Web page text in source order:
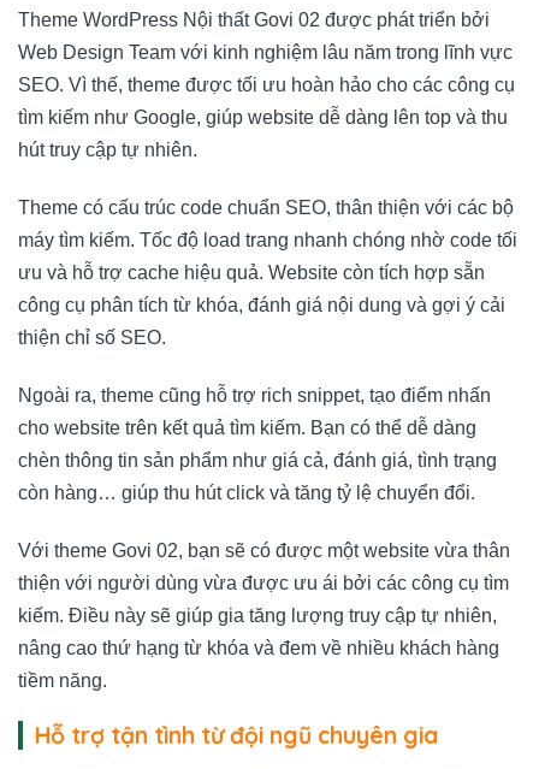
Theme WordPress Nội thất Govi 02 được phát triển bởi
Web Design Team với kinh nghiệm lâu năm trong lĩnh vực
SEO. Vì thế, theme được tối ưu hoàn hảo cho các công cụ
tìm kiếm như Google, giúp website dễ dàng lên top và thu
hút truy cập tự nhiên.
Theme có cấu trúc code chuẩn SEO, thân thiện với các bộ
máy tìm kiếm. Tốc độ load trang nhanh chóng nhờ code tối
ưu và hỗ trợ cache hiệu quả. Website còn tích hợp sẵn
công cụ phân tích từ khóa, đánh giá nội dung và gợi ý cải
thiện chỉ số SEO.
Ngoài ra, theme cũng hỗ trợ rich snippet, tạo điểm nhấn
cho website trên kết quả tìm kiếm. Bạn có thể dễ dàng
chèn thông tin sản phẩm như giá cả, đánh giá, tình trạng
còn hàng… giúp thu hút click và tăng tỷ lệ chuyển đổi.
Với theme Govi 02, bạn sẽ có được một website vừa thân
thiện với người dùng vừa được ưu ái bởi các công cụ tìm
kiếm. Điều này sẽ giúp gia tăng lượng truy cập tự nhiên,
nâng cao thứ hạng từ khóa và đem về nhiều khách hàng
tiềm năng.
Hỗ trợ tận tình từ đội ngũ chuyên gia